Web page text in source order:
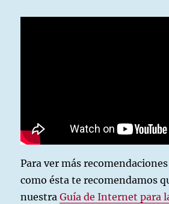
Para ver más
como ésta te recomendamos
nuestraGuía de Internet para